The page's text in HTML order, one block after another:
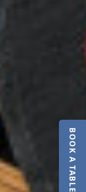
BOOK A TABLE